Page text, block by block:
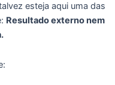
esteja aqui uma das
Resultado externo nem